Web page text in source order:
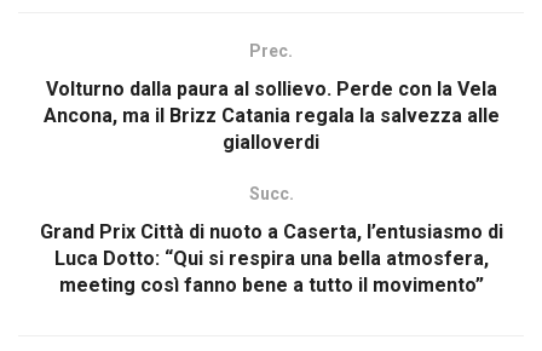
Prec.
Volturno dalla paura al sollievo. Perde con la Vela
Ancona, ma il Brizz Catania regala la salvezza alle
gialloverdi
Succ.
Grand Prix Città di nuoto a Caserta, l’entusiasmo di
Luca Dotto: “Qui si respira una bella atmosfera,
meeting così fanno bene a tutto il movimento”